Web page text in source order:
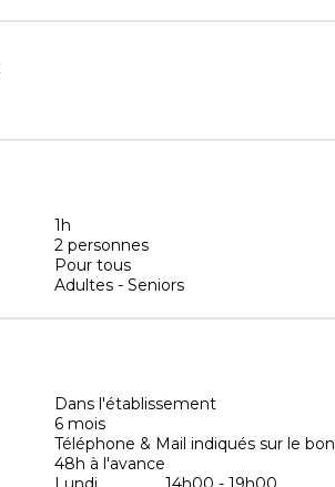
1h
2 personnes
Pour tous
Adultes - Seniors
Dans l'établissement
6 mois
Téléphone & Mail indiqués sur le bon
48h à l'avance